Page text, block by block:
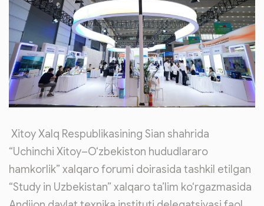
Xitoy Xalq Respublikasining Sian shahrida
“Uchinchi Xitoy–O‘zbekiston hududlararo
hamkorlik” xalqaro forumi doirasida tashkil etilgan
“Study in Uzbekistan” xalqaro ta’lim ko‘rgazmasida